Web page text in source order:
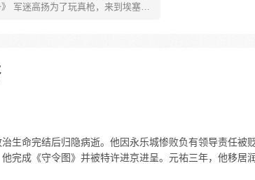
军迷高扬为了玩真枪，来到埃塞俄
国，却不想父母遇上麻烦，被欺
恐吓… 高扬最终选择了雇佣兵的道
生命完结后归隐病逝。他因永乐城惨败负有领导责任被
完成《守令图》并被特许进京进呈。元祐三年，他移居